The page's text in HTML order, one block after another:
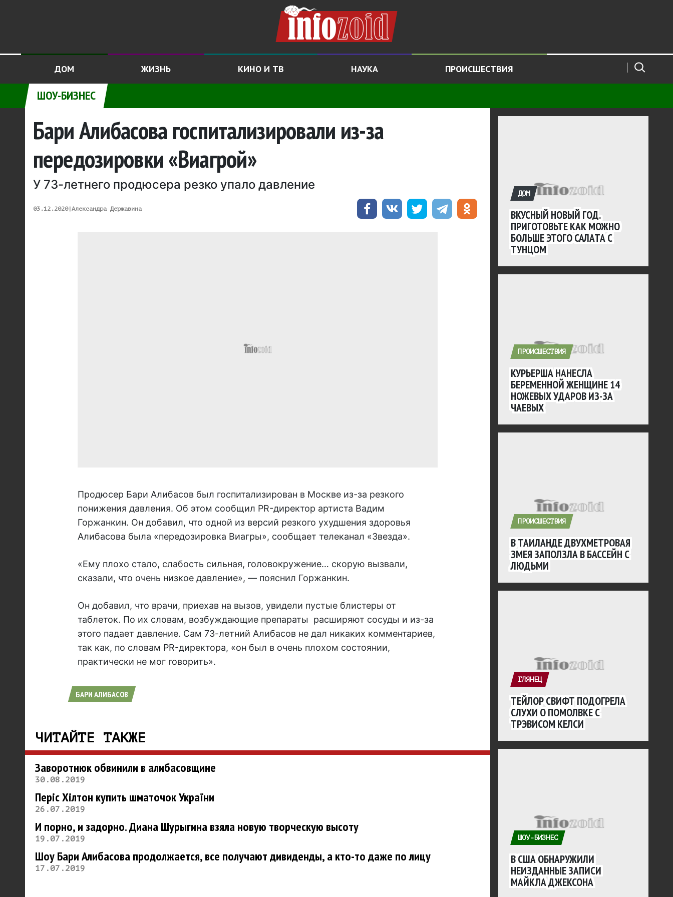
ДОМ ЖИЗНЬ КИНО И ТВ НАУКА ПРОИСШЕСТВИЯ
ШОУ-БИЗНЕС
Бари Алибасова госпитализировали из-за
передозировки «Виагрой»
У 73-летнего продюсера резко упало давление
03.12.2020|Александра Державина
Продюсер Бари Алибасов был госпитализирован в Москве из-за резкого
понижения давления. Об этом сообщил PR-директор артиста Вадим
Горжанкин. Он добавил, что одной из версий резкого ухудшения здоровья
Алибасова была «передозировка Виагры», сообщает телеканал «Звезда».
«Ему плохо стало, слабость сильная, головокружение… скорую вызвали,
сказали, что очень низкое давление», — пояснил Горжанкин.
Он добавил, что врачи, приехав на вызов, увидели пустые блистеры от
таблеток. По их словам, возбуждающие препараты расширяют сосуды и из-за
этого падает давление. Сам 73-летний Алибасов не дал никаких комментариев,
так как, по словам PR-директора, «он был в очень плохом состоянии,
практически не мог говорить».
БАРИ АЛИБАСОВ
ЧИТАЙТЕ ТАКЖЕ
Заворотнюк обвинили в алибасовщине
30.08.2019
Періс Хілтон купить шматочок України
26.07.2019
И порно, и задорно. Диана Шурыгина взяла новую творческую высоту
19.07.2019
Шоу Бари Алибасова продолжается, все получают дивиденды, а кто-то даже по лицу
17.07.2019
ДОМ
ВКУСНЫЙ НОВЫЙ ГОД.
ПРИГОТОВЬТЕ КАК МОЖНО
БОЛЬШЕ ЭТОГО САЛАТА С
ТУНЦОМ
ПРОИСШЕСТВИЯ
КУРЬЕРША НАНЕСЛА
БЕРЕМЕННОЙ ЖЕНЩИНЕ 14
НОЖЕВЫХ УДАРОВ ИЗ-ЗА
ЧАЕВЫХ
ПРОИСШЕСТВИЯ
В ТАИЛАНДЕ ДВУХМЕТРОВАЯ
ЗМЕЯ ЗАПОЛЗЛА В БАССЕЙН С
ЛЮДЬМИ
ГЛЯНЕЦ
ТЕЙЛОР СВИФТ ПОДОГРЕЛА
СЛУХИ О ПОМОЛВКЕ С
ТРЭВИСОМ КЕЛСИ
ШОУ-БИЗНЕС
В США ОБНАРУЖИЛИ
НЕИЗДАННЫЕ ЗАПИСИ
МАЙКЛА ДЖЕКСОНА